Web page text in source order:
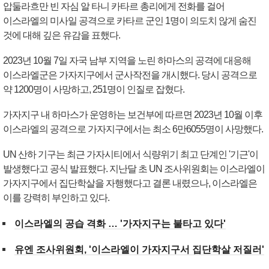
압둘라흐만 빈 자심 알 타니 카타르 총리에게 전화를 걸어
이스라엘의 미사일 공격으로 카타르 군인 1명이 의도치 않게 숨진
것에 대해 깊은 유감을 표했다.
2023년 10월 7일 자국 남부 지역을 노린 하마스의 공격에 대응해
이스라엘군은 가자지구에서 군사작전을 개시했다. 당시 공격으로
약 1200명이 사망하고, 251명이 인질로 잡혔다.
가자지구 내 하마스가 운영하는 보건부에 따르면 2023년 10월 이후
이스라엘의 공격으로 가자지구에서는 최소 6만6055명이 사망했다.
UN 산하 기구는 최근 가자시티에서 식량위기 최고 단계인 '기근'이
발생했다고 공식 발표했다. 지난달 초 UN 조사위원회는 이스라엘이
가자지구에서 집단학살을 자행했다고 결론 내렸으나, 이스라엘은
이를 강력히 부인하고 있다.
이스라엘의 공습 격화 … '가자지구는 불타고 있다'
유엔 조사위원회, '이스라엘이 가자지구서 집단학살 저질러'